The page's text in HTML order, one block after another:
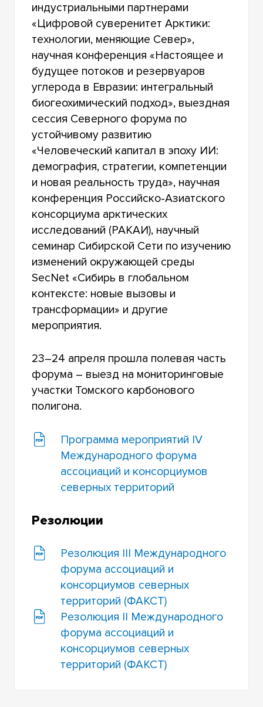
индустриальными партнерами
«Цифровой суверенитет Арктики:
технологии, меняющие Север»,
научная конференция «Настоящее и
будущее потоков и резервуаров
углерода в Евразии: интегральный
биогеохимический подход», выездная
сессия Северного форума по
устойчивому развитию
«Человеческий капитал в эпоху ИИ:
демография, стратегии, компетенции
и новая реальность труда», научная
конференция Российско-Азиатского
консорциума арктических
исследований (РАКАИ), научный
семинар Сибирской Сети по изучению
изменений окружающей среды
SecNet «Сибирь в глобальном
контексте: новые вызовы и
трансформации» и другие
мероприятия.
23–24 апреля прошла полевая часть
форума – выезд на мониторинговые
участки Томского карбонового
полигона.
Программа мероприятий IV
Международного форума
ассоциаций и консорциумов
северных территорий
Резолюции
Резолюция III Международного
форума ассоциаций и
консорциумов северных
территорий (ФАКСТ)
Резолюция II Международного
форума ассоциаций и
консорциумов северных
территорий (ФАКСТ)